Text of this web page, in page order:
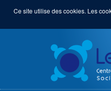
Ce site utilise des cookies. Les